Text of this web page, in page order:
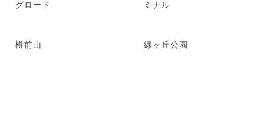
グロード
ミナル
樽前山 緑ヶ丘公園